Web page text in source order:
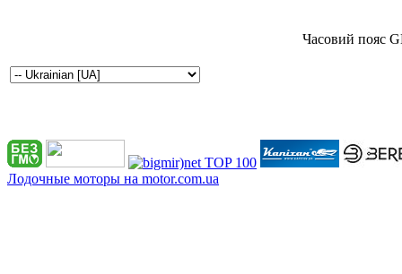
Часовий пояс
Лодочные моторы на motor.com.ua